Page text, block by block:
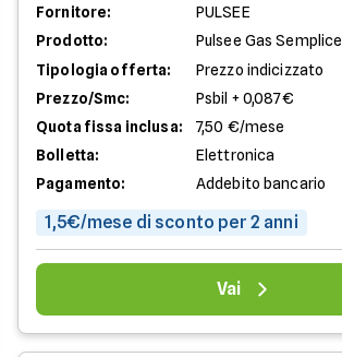
Fornitore:
PULSEE
Prodotto:
Pulsee Gas Semplice
Tipologia offerta:
Prezzo indicizzato
Prezzo/Smc:
Psbil + 0,087€
Quota fissa inclusa:
7,50 €/mese
Bolletta:
Elettronica
Pagamento:
Addebito bancario
1,5€/mese di sconto per 2 anni
Vai